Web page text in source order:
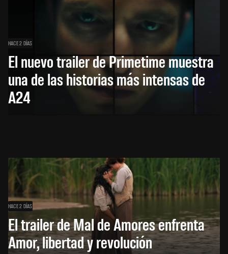
HACE 2 DÍAS
El nuevo trailer de Primetime muestra
una de las historias más intensas de
A24
HACE 2 DÍAS
El trailer de Mal de Amores enfrenta
Amor, libertad y revolución